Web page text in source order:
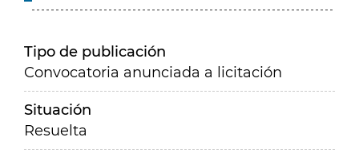
Tipo de publicación
Convocatoria anunciada a licitación
Situación
Resuelta